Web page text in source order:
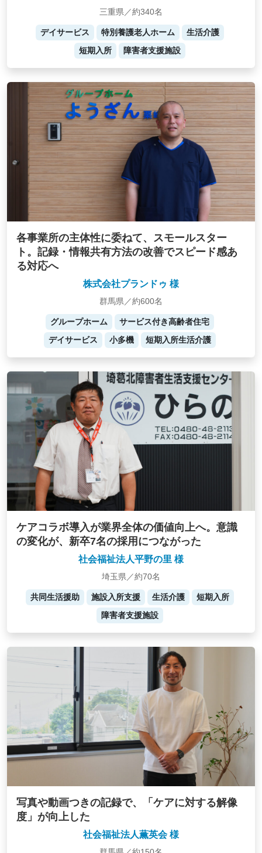
三重県／約340名
デイサービス 特別養護老人ホーム
生活介護
短期入所
障害者支援施設
各事業所の主体性に委ねて、スモールスター
ト。記録・情報共有方法の改善でスピード感あ
る対応へ
株式会社プランドゥ 様
群馬県／約600名
グループホーム
サービス付き高齢者住宅
デイサービス
小多機 短期入所生活介護
ケアコラボ導入が業界全体の価値向上へ。意識
の変化が、新卒7名の採用につながった
社会福祉法人平野の里 様
埼玉県／約70名
共同生活援助 施設入所支援 生活介護
短期入所
障害者支援施設
写真や動画つきの記録で、「ケアに対する解像
度」が向上した
社会福祉法人薫英会 様